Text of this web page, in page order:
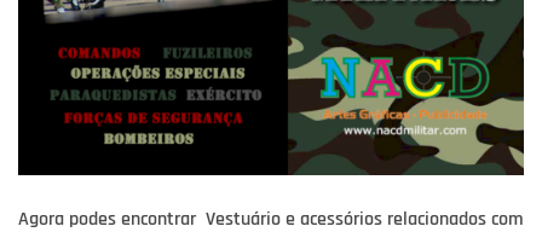
Agora podes encontrar Vestuário e acessórios relacionados com